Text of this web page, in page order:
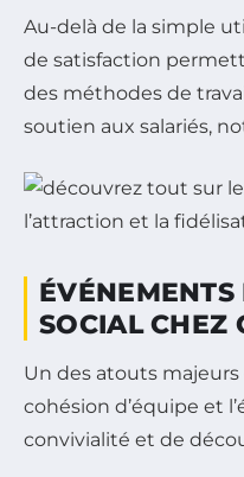
Au-delà de la simple
de satisfaction
des méthodes de
soutien aux salariés,
ÉVÉNEMENTS
SOCIAL CHEZ
Un des atouts majeurs
cohésion d’équipe et
convivialité et de